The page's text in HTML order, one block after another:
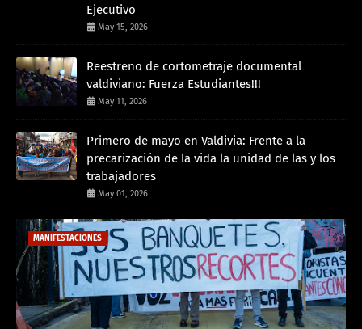
Ejecutivo
May 15, 2026
Reestreno de cortometraje documental
valdiviano: Fuerza Estudiantes!!!
May 11, 2026
Primero de mayo en Valdivia: Frente a la
precarización de la vida la unidad de las y los
trabajadores
May 01, 2026
MANIFESTACIONES